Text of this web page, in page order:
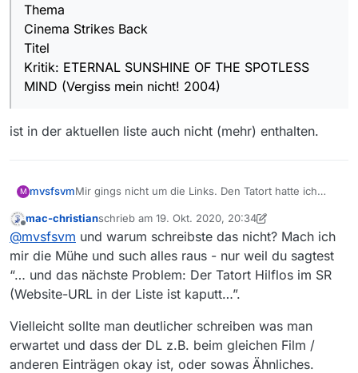
MIND (Vergiss mein nicht! 2004)
URL
a83d-4206-a4c2-
09644be405f6/1695523_src_1920x1080_6000.
mp4?fv=1
Thema
Cinema Strikes Back
Titel
Kritik: ETERNAL SUNSHINE OF THE SPOTLESS
MIND (Vergiss mein nicht! 2004)
ist in der aktuellen liste auch nicht (mehr) enthalten.
M mvsfsvmMir gings nicht um die Links. Den Tatort hatte ich
Offline
mac-christianschrieb am 19. Okt. 2020, 20:34
zuletzt editiert von mac-christian
@mvsfsvm und warum schreibste das nicht? Mach ich
mir die Mühe und such alles raus - nur weil du sagtest
“… und das nächste Problem: Der Tatort Hilflos im SR
(Website-URL in der Liste ist kaputt…”.
Vielleicht sollte man deutlicher schreiben was man
erwartet und dass der DL z.B. beim gleichen Film /
anderen Einträgen okay ist, oder sowas Ähnliches.